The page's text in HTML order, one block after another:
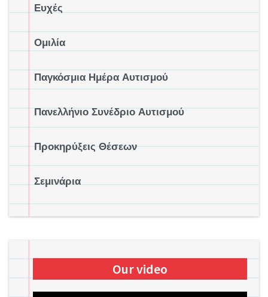
Ευχές
Ομιλία
Παγκόσμια Ημέρα Αυτισμού
Πανελλήνιο Συνέδριο Αυτισμού
Προκηρύξεις Θέσεων
Σεμινάρια
Our video